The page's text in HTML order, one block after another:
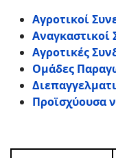
Αγροτικοί
Αναγκαστικοί
Αγροτικές
Ομάδες
Προϊσχύουσα